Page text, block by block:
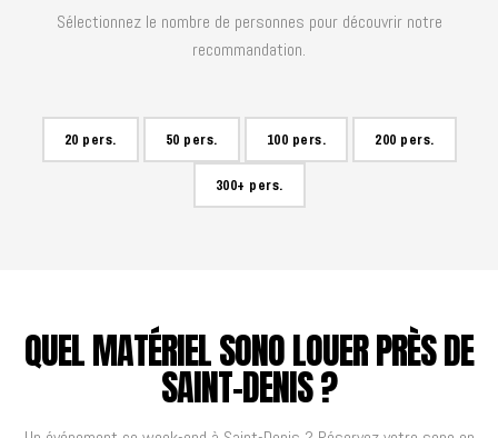
Sélectionnez le nombre de personnes pour découvrir notre
recommandation.
20 pers. 50 pers. 100 pers. 200 pers.
300+ pers.
QUEL MATÉRIEL SONO LOUER PRÈS DE
SAINT-DENIS ?